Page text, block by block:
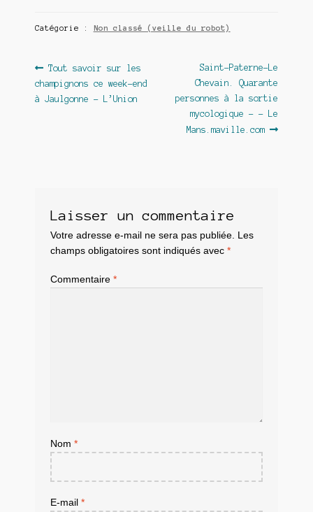
Catégorie : Non classé (veille du robot)
Navigation
de
Article
précédent :
Tout savoir sur les
champignons ce week-end
à Jaulgonne – L’Union
Article
suivant :
Saint-Paterne-Le
Chevain. Quarante
personnes à la sortie
mycologique – – Le
Mans.maville.com
Laisser un commentaire
Votre adresse e-mail ne sera pas publiée. Les
champs obligatoires sont indiqués avec *
Commentaire *
Nom *
E-mail *